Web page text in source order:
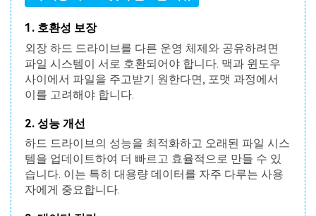
1. 호환성 보장
외장 하드 드라이브를 다른 운영 체제와 공유하려면
파일 시스템이 서로 호환되어야 합니다. 맥과 윈도우
사이에서 파일을 주고받기 원한다면, 포맷 과정에서
이를 고려해야 합니다.
2. 성능 개선
하드 드라이브의 성능을 최적화하고 오래된 파일 시스
템을 업데이트하여 더 빠르고 효율적으로 만들 수 있
습니다. 이는 특히 대용량 데이터를 자주 다루는 사용
자에게 중요합니다.